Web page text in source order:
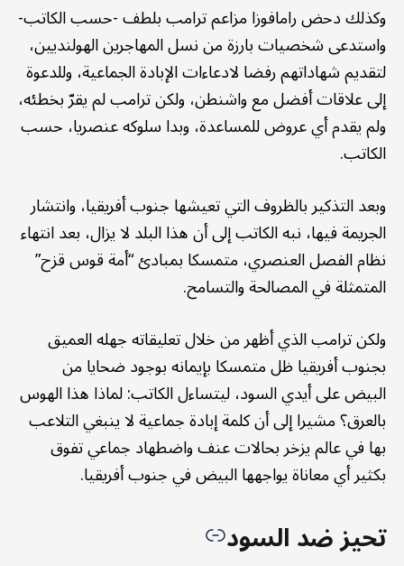
وكذلك دحض رامافوزا مزاعم ترامب بلطف -حسب الكاتب-
واستدعى شخصيات بارزة من نسل المهاجرين الهولنديين،
لتقديم شهاداتهم رفضا لادعاءات الإبادة الجماعية، وللدعوة
إلى علاقات أفضل مع واشنطن، ولكن ترامب لم يقرّ بخطئه،
ولم يقدم أي عروض للمساعدة، وبدا سلوكه عنصريا، حسب
الكاتب.
وبعد التذكير بالظروف التي تعيشها جنوب أفريقيا، وانتشار
الجريمة فيها، نبه الكاتب إلى أن هذا البلد لا يزال، بعد انتهاء
نظام الفصل العنصري، متمسكا بمبادئ “أمة قوس قزح”
المتمثلة في المصالحة والتسامح.
ولكن ترامب الذي أظهر من خلال تعليقاته جهله العميق
بجنوب أفريقيا ظل متمسكا بإيمانه بوجود ضحايا من
البيض على أيدي السود، ليتساءل الكاتب: لماذا هذا الهوس
بالعرق؟ مشيرا إلى أن كلمة إبادة جماعية لا ينبغي التلاعب
بها في عالم يزخر بحالات عنف واضطهاد جماعي تفوق
بكثير أي معاناة يواجهها البيض في جنوب أفريقيا.
تحيز ضد السود